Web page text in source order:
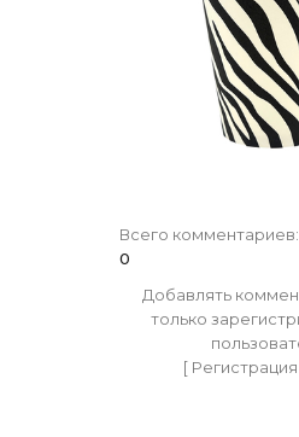
Всего комментариев:
0
Добавлять
только
[ Регистрация